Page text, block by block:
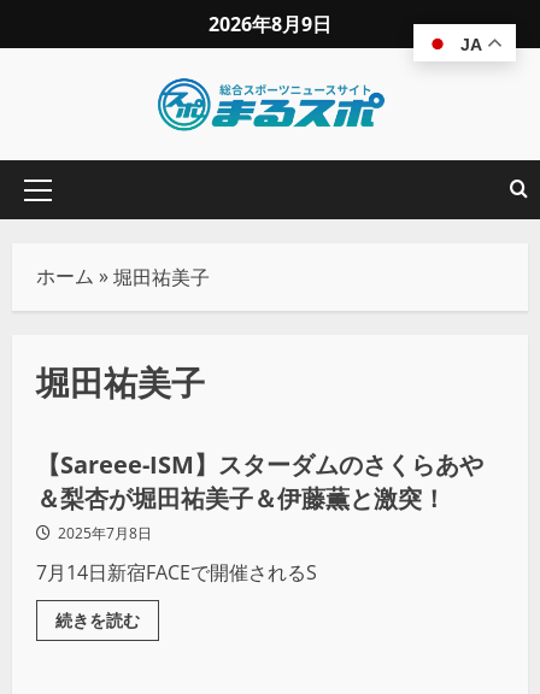
2026年8月9日
ホーム »堀田祐美子
堀田祐美子
プロレス
【Sareee-ISM】スターダムのさくらあや
＆梨杏が堀田祐美子＆伊藤薫と激突！
2025年7月8日
7月14日新宿FACEで開催されるS
続きを読む
プロレス
JA